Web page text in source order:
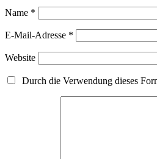
Name *
E-Mail-Adresse *
Website
Durch die Verwendung dieses